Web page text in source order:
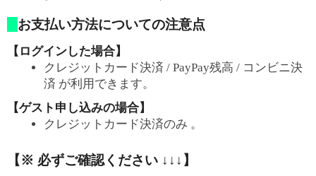
お支払い方法についての注意点
【ログインした場合】
クレジットカード決済 / PayPay残高 / コンビニ決
済 が利用できます。
【ゲスト申し込みの場合】
クレジットカード決済のみ 。
【※ 必ずご確認ください ↓↓↓】